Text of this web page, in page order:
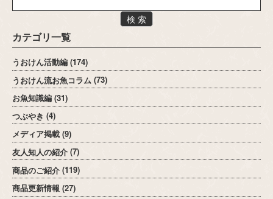
検 索
カテゴリ一覧
うおけん活動編 (174)
うおけん流お魚コラム (73)
お魚知識編 (31)
つぶやき (4)
メディア掲載 (9)
友人知人の紹介 (7)
商品のご紹介 (119)
商品更新情報 (27)